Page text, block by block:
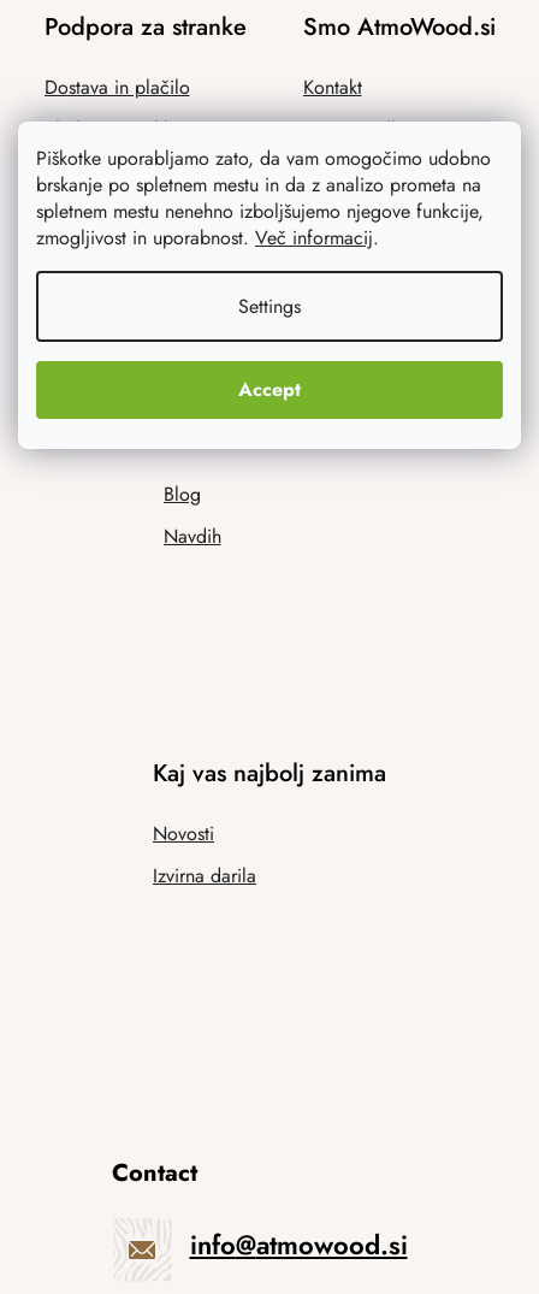
Piškotke uporabljamo zato, da vam omogočimo udobno
brskanje po spletnem mestu in da z analizo prometa na
spletnem mestu nenehno izboljšujemo njegove funkcije,
zmogljivost in uporabnost. Več informacij.
Settings
Accept
Podpora za stranke
Dostava in plačilo
Sledenje pošiljk
Program zvestobe
Reklamacije in vračila
Splošni pogoji poslovanja
Varstvo osebnih podatkov
Smo AtmoWood.si
Kontakt
Naša zgodba
Ponudba za podjetja
Zaščitena delavnica
Blog
Navdih
Kaj vas najbolj zanima
Novosti
Izvirna darila
Contact
info@atmowood.si